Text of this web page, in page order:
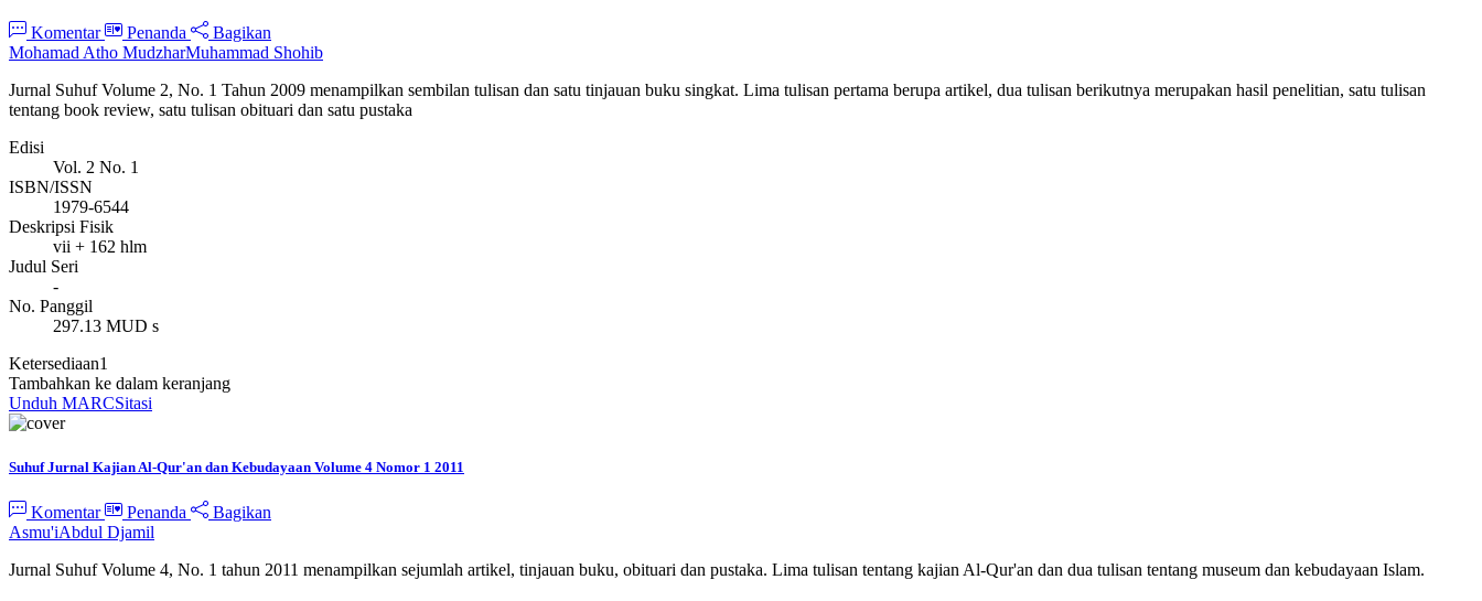
Komentar Penanda
Bagikan
Mohamad Atho MudzharMuhammad Shohib
Jurnal Suhuf Volume 2, No. 1 Tahun 2009 menampilkan sembilan tulisan dan satu tinjauan buku singkat. Lima tulisan pertama berupa artikel, dua tulisan berikutnya merupakan hasil penelitian, satu tulisan
tentang book review, satu tulisan obituari dan satu pustaka
Edisi
Vol. 2 No. 1
ISBN/ISSN
1979-6544
Deskripsi Fisik
vii + 162 hlm
Judul Seri
-
No. Panggil
297.13 MUD s
Ketersediaan1
Tambahkan ke dalam keranjang
Unduh MARCSitasi
Suhuf Jurnal Kajian Al-Qur'an dan Kebudayaan Volume 4 Nomor 1 2011
Komentar Penanda
Bagikan
Asmu'iAbdul Djamil
Jurnal Suhuf Volume 4, No. 1 tahun 2011 menampilkan sejumlah artikel, tinjauan buku, obituari dan pustaka. Lima tulisan tentang kajian Al-Qur'an dan dua tulisan tentang museum dan kebudayaan Islam.